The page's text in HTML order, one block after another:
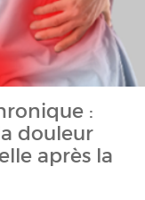
:
douleur
après la